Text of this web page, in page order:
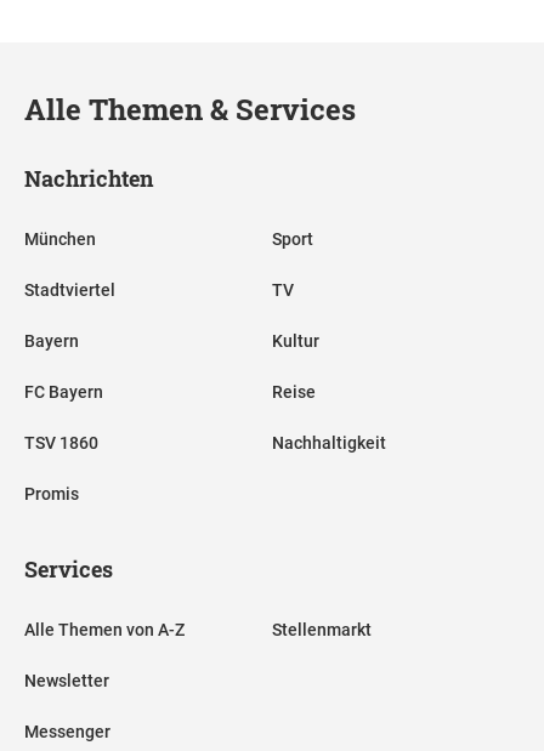
Alle Themen & Services
Nachrichten
München
Stadtviertel
Bayern
FC Bayern
TSV 1860
Promis
Sport
TV
Kultur
Reise
Nachhaltigkeit
Services
Alle Themen von A-Z
Newsletter
Messenger
Stellenmarkt